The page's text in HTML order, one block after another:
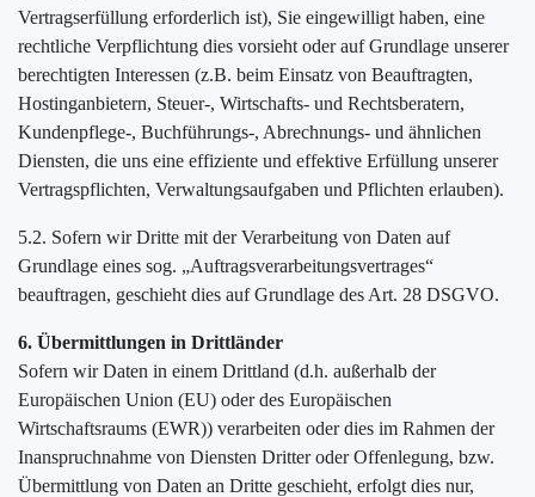
Vertragserfüllung erforderlich ist), Sie eingewilligt haben, eine
rechtliche Verpflichtung dies vorsieht oder auf Grundlage unserer
berechtigten Interessen (z.B. beim Einsatz von Beauftragten,
Hostinganbietern, Steuer-, Wirtschafts- und Rechtsberatern,
Kundenpflege-, Buchführungs-, Abrechnungs- und ähnlichen
Diensten, die uns eine effiziente und effektive Erfüllung unserer
Vertragspflichten, Verwaltungsaufgaben und Pflichten erlauben).
5.2. Sofern wir Dritte mit der Verarbeitung von Daten auf
Grundlage eines sog. „Auftragsverarbeitungsvertrages“
beauftragen, geschieht dies auf Grundlage des Art. 28 DSGVO.
6. Übermittlungen in Drittländer
Sofern wir Daten in einem Drittland (d.h. außerhalb der
Europäischen Union (EU) oder des Europäischen
Wirtschaftsraums (EWR)) verarbeiten oder dies im Rahmen der
Inanspruchnahme von Diensten Dritter oder Offenlegung, bzw.
Übermittlung von Daten an Dritte geschieht, erfolgt dies nur,